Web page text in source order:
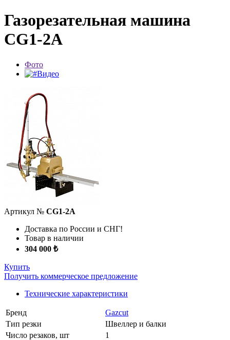
Газорезательная машина
CG1-2A
Фото
Видео
Артикул № CG1-2A
Доставка по России и СНГ!
Товар в наличии
304 000 ₺
Купить
Получить коммерческое предложение
Технические характеристики
Бренд
Gazcut
Тип резки
Швеллер и балки
Число резаков, шт
1